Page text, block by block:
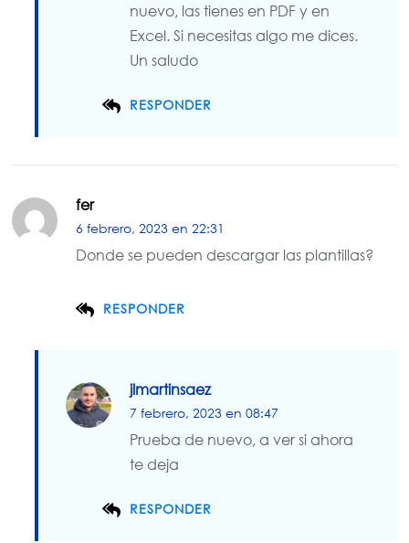
RESPONDER
nuevo, las tienes en PDF y en
Excel. Si necesitas algo me dices.
Un saludo
fer
6 febrero, 2023 en 22:31
RESPONDER
Donde se pueden descargar las plantillas?
jlmartinsaez
7 febrero, 2023 en 08:47
RESPONDER
Prueba de nuevo, a ver si ahora
te deja